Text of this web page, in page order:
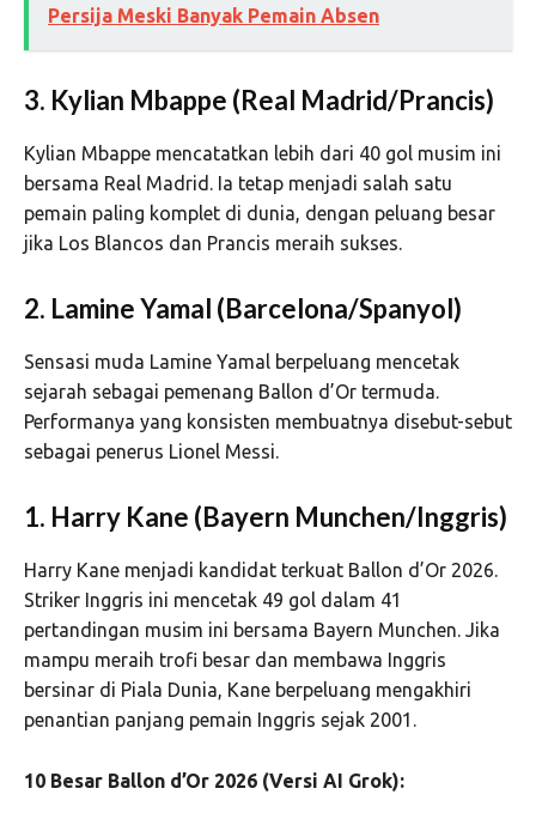
Persija Meski Banyak Pemain Absen
3. Kylian Mbappe (Real Madrid/Prancis)
Kylian Mbappe mencatatkan lebih dari 40 gol musim ini
bersama Real Madrid. Ia tetap menjadi salah satu
pemain paling komplet di dunia, dengan peluang besar
jika Los Blancos dan Prancis meraih sukses.
2. Lamine Yamal (Barcelona/Spanyol)
Sensasi muda Lamine Yamal berpeluang mencetak
sejarah sebagai pemenang Ballon d’Or termuda.
Performanya yang konsisten membuatnya disebut-sebut
sebagai penerus Lionel Messi.
1. Harry Kane (Bayern Munchen/Inggris)
Harry Kane menjadi kandidat terkuat Ballon d’Or 2026.
Striker Inggris ini mencetak 49 gol dalam 41
pertandingan musim ini bersama Bayern Munchen. Jika
mampu meraih trofi besar dan membawa Inggris
bersinar di Piala Dunia, Kane berpeluang mengakhiri
penantian panjang pemain Inggris sejak 2001.
10 Besar Ballon d’Or 2026 (Versi AI Grok):